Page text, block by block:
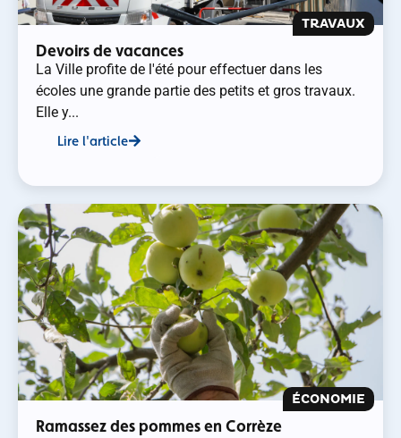
TRAVAUX
Devoirs de vacances
La Ville profite de l'été pour effectuer dans les
écoles une grande partie des petits et gros travaux.
Elle y...
Lire l'article
ÉCONOMIE
Ramassez des pommes en Corrèze